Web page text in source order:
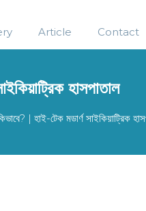
Article Contact
হাসপাতাল
| হাই-টেক মডার্ণ সাইকিয়াট্রিক